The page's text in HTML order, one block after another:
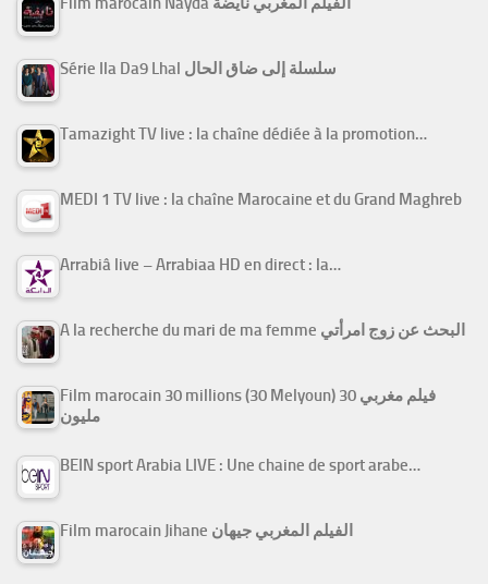
Série Ila Da9 Lhal سلسلة إلى ضاق الحال
Tamazight TV live : la chaîne dédiée à la promotion…
MEDI 1 TV live : la chaîne Marocaine et du Grand Maghreb
Arrabiâ live – Arrabiaa HD en direct : la…
A la recherche du mari de ma femme البحث عن زوج امرأتي
Film marocain 30 millions (30 Melyoun) فيلم مغربي 30
مليون
BEIN sport Arabia LIVE : Une chaine de sport arabe…
Film marocain Jihane الفيلم المغربي جيهان